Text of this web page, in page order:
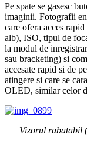
Pe spate se gasesc
imaginii. Fotografii
care ofera acces
alb), ISO, tipul de
la modul de
sau bracketing) si
accesate rapid si de
atingere si care se
OLED, similar celor
Vizorul rabatabil